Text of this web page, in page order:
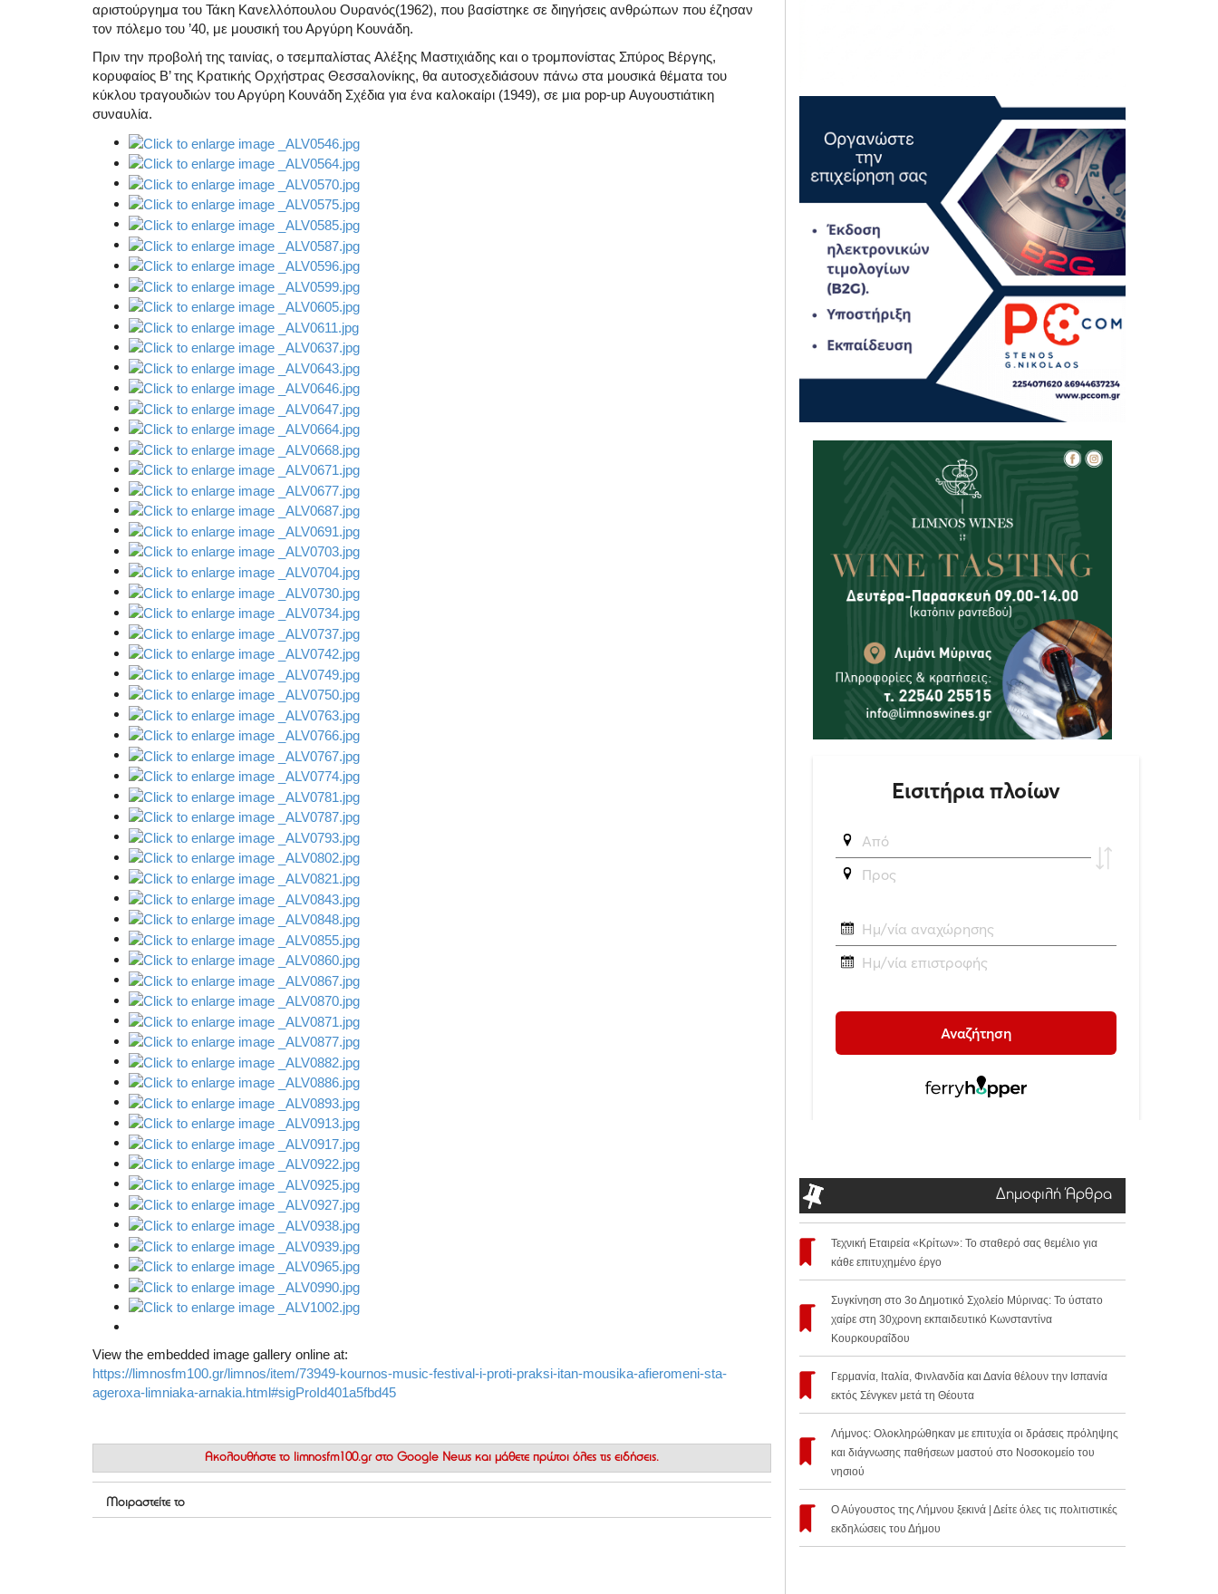
αριστούργημα του Τάκη Κανελλόπουλου Ουρανός(1962), που βασίστηκε σε διηγήσεις ανθρώπων που έζησαν
τον πόλεμο του ’40, με μουσική του Αργύρη Κουνάδη.
Πριν την προβολή της ταινίας, ο τσεμπαλίστας Αλέξης Μαστιχιάδης και ο τρομπονίστας Σπύρος Βέργης,
κορυφαίος Β’ της Κρατικής Ορχήστρας Θεσσαλονίκης, θα αυτοσχεδιάσουν πάνω στα μουσικά θέματα του
κύκλου τραγουδιών του Αργύρη Κουνάδη Σχέδια για ένα καλοκαίρι (1949), σε μια pop-up Αυγουστιάτικη
συναυλία.
View the embedded image gallery online at:
https://limnosfm100.gr/limnos/item/73949-kournos-music-festival-i-proti-praksi-itan-mousika-afieromeni-sta-
ageroxa-limniaka-arnakia.html#sigProId401a5fbd45
Ακολουθήστε το limnosfm100.gr στο Google News και μάθετε πρώτοι όλες τις ειδήσεις.
Μοιραστείτε το
Δημοφιλή Άρθρα
Τεχνική Εταιρεία «Κρίτων»: Το σταθερό σας θεμέλιο για
κάθε επιτυχημένο έργο
Συγκίνηση στο 3ο Δημοτικό Σχολείο Μύρινας: Το ύστατο
χαίρε στη 30χρονη εκπαιδευτικό Κωνσταντίνα
Κουρκουραΐδου
Γερμανία, Ιταλία, Φινλανδία και Δανία θέλουν την Ισπανία
εκτός Σένγκεν μετά τη Θέουτα
Λήμνος: Ολοκληρώθηκαν με επιτυχία οι δράσεις πρόληψης
και διάγνωσης παθήσεων μαστού στο Νοσοκομείο του
νησιού
Ο Αύγουστος της Λήμνου ξεκινά | Δείτε όλες τις πολιτιστικές
εκδηλώσεις του Δήμου